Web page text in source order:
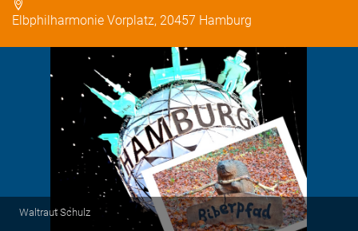
Elbphilharmonie Vorplatz, 20457 Hamburg
Waltraut Schulz